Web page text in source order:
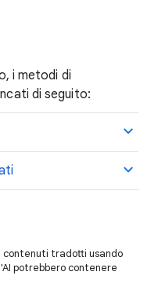
i metodi di
di seguito:
tradotti usando
potrebbero contenere